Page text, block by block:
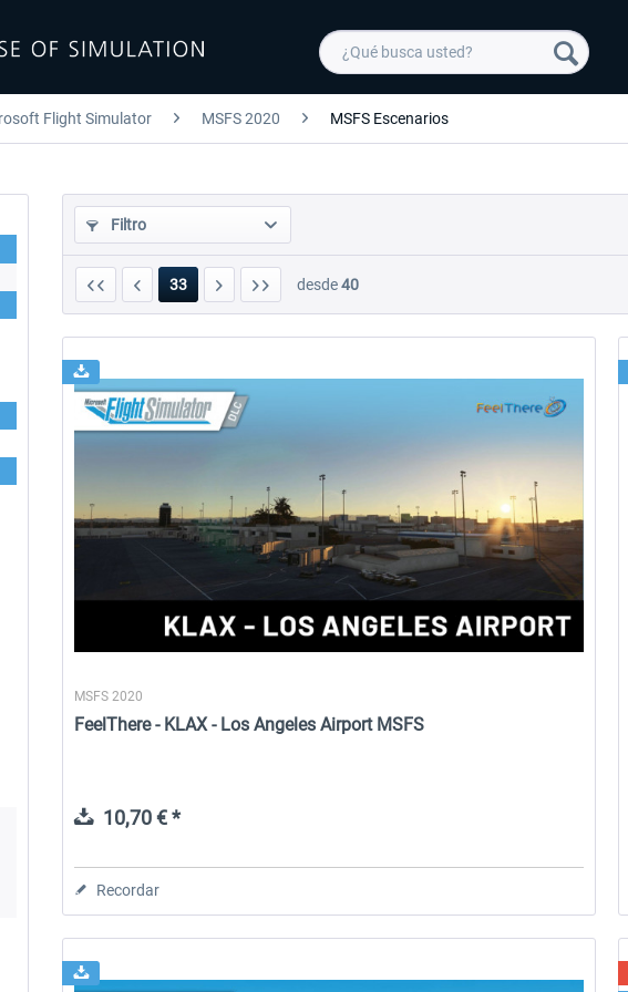
Flight Simulator MSFS 2020 MSFS Escenarios
Filtro
33 desde40
MSFS 2020
FeelThere - KLAX - Los Angeles Airport MSFS
10,70 € *
Recordar